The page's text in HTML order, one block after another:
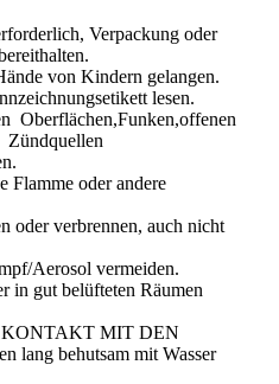
Verpackung oder
von Kindern gelangen.
lesen.
Oberflächen,Funken,offenen
Flamme oder andere
oder verbrennen, auch nicht
Aerosol vermeiden.
in gut belüfteten Räumen
KONTAKT MIT DEN
lang behutsam mit Wasser